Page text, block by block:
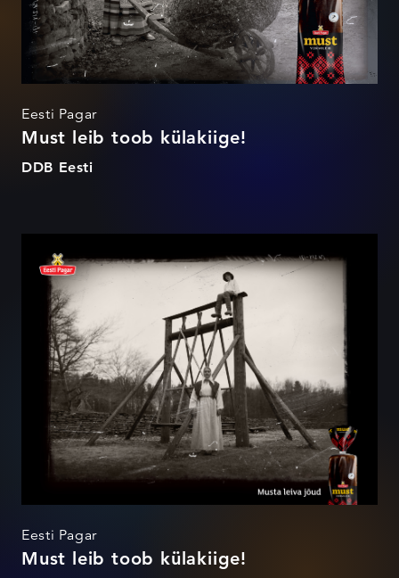
Eesti Pagar
Must leib toob külakiige!
DDB Eesti
Must leib toob külakiige!
Eesti Pagar
Must leib toob külakiige!